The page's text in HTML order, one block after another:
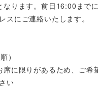
なります。前日16:00まで
スにご連絡いたします。
）
席に限りがあるため、ご希
い